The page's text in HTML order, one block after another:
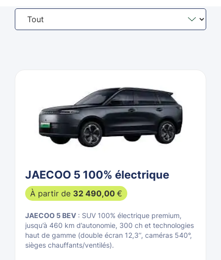
JAECOO 5 100% électrique
À partir de 32 490,00 €
JAECOO 5 BEV : SUV 100% électrique premium,
jusqu’à 460 km d’autonomie, 300 ch et technologies
haut de gamme (double écran 12,3’’, caméras 540°,
sièges chauffants/ventilés).